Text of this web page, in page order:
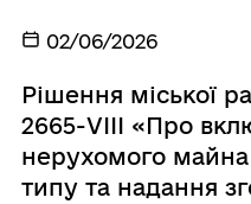
02/06/2026
Рішення міської
2665-VІІІ «Про
нерухомого
типу та надання